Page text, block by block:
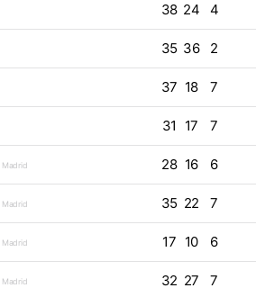
38 24 4
35 36 2
37 18 7
31 17 7
Madrid 28 16 6
Madrid 35 22 7
Madrid 17 10 6
Madrid 32 27 7